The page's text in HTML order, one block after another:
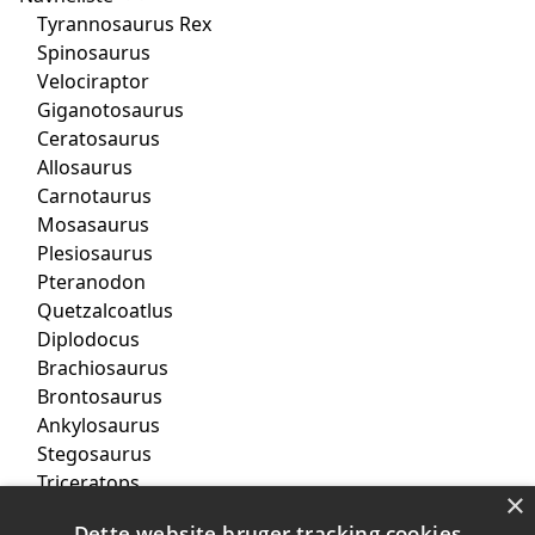
Tyrannosaurus Rex
Spinosaurus
Velociraptor
Giganotosaurus
Ceratosaurus
Allosaurus
Carnotaurus
Mosasaurus
Plesiosaurus
Pteranodon
Quetzalcoatlus
Diplodocus
Brachiosaurus
Brontosaurus
Ankylosaurus
Stegosaurus
Triceratops
×